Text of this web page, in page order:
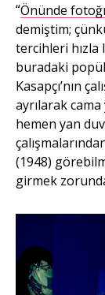
“Önünde
demiştim;
tercihleri
buradaki
Kasapçı’nın
ayrılarak
hemen yan
(1948)
girmek